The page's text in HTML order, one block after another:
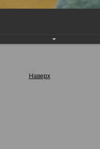
Наверх